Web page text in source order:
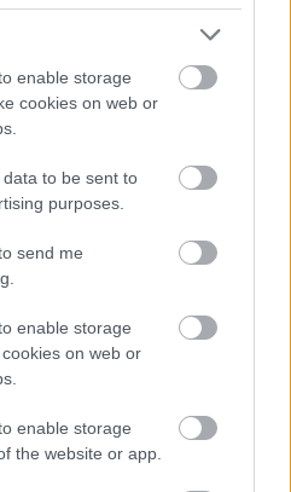
enable storage
cookies on web or
to be sent to
purposes.
send me
enable storage
on web or
enable storage
the website or app.
Manchester